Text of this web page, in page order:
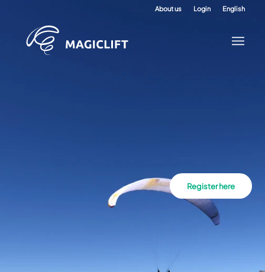
About us Login English
Register here